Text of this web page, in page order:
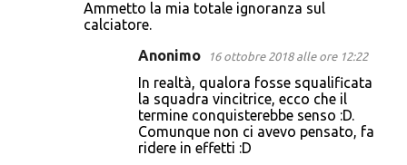
Ammetto la mia totale ignoranza sul
calciatore.
Anonimo 16 ottobre 2018 alle ore 12:22
In realtà, qualora fosse squalificata
la squadra vincitrice, ecco che il
termine conquisterebbe senso :D.
Comunque non ci avevo pensato, fa
ridere in effetti :D